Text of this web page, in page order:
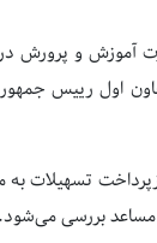
آموزش و پرورش
اول رییس
تسهیلات